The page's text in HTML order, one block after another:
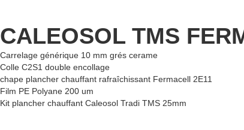
CALEOSOL TMS
Carrelage générique 10 mm grés cerame
Colle C2S1 double encollage
chape plancher chauffant rafraîchissant Fermacell 2E11
Film PE Polyane 200 um
Kit plancher chauffant Caleosol Tradi TMS 25mm